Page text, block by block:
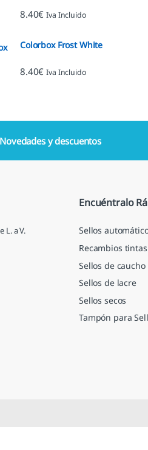
8.40€ Iva Incluido
Colorbox Frost White
8.40€ Iva Incluido
Novedades y descuentos
L. a V.
Encuéntralo
Sellos
Recambios tintas
Sellos de caucho
Sellos de lacre
Sellos secos
Tampón para